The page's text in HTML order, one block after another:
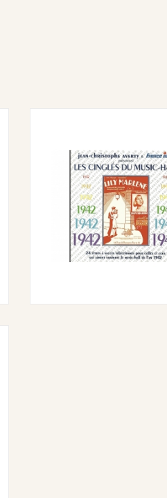
fleur HENRI ALIBERT &